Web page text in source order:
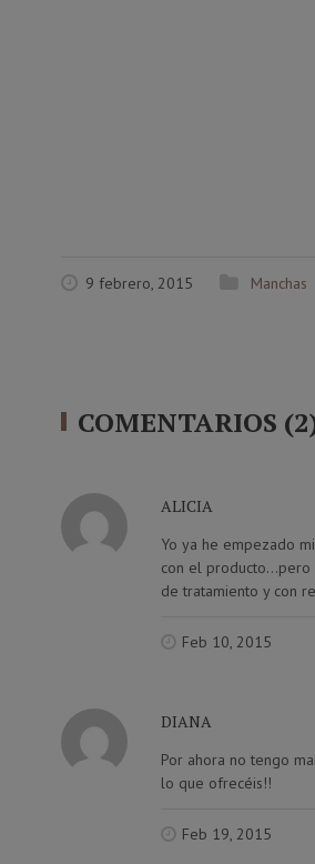
9 febrero, 2015 Manchas
COMENTARIOS
ALICIA
Yo ya he empezado
con el producto…pero
de tratamiento y con
Feb 10, 2015
DIANA
Por ahora no tengo
lo que ofrecéis!!
Feb 19, 2015